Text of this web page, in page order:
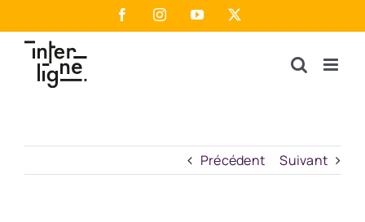
au
contenu
FacebookInstagramYouTube
Précédent Suivant